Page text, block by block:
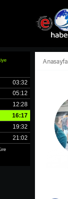
Anasayfa